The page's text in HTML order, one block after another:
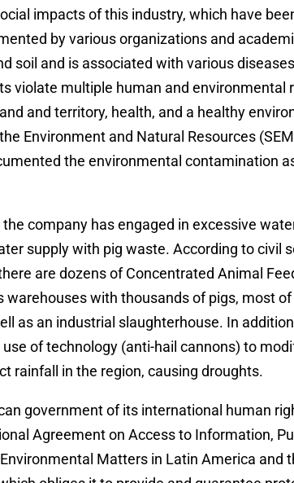
impacts of this industry, which have
by various organizations and
soil and is associated with various
violate multiple human and environmental
and territory, health, and a healthy
Environment and Natural Resources
the environmental contamination
company has engaged in excessive
supply with pig waste. According to civil
are dozens of Concentrated Animal
warehouses with thousands of pigs, most
as an industrial slaughterhouse. In
of technology (anti-hail cannons) to
rainfall in the region, causing droughts.
government of its international human
Agreement on Access to Information,
Matters in Latin America and